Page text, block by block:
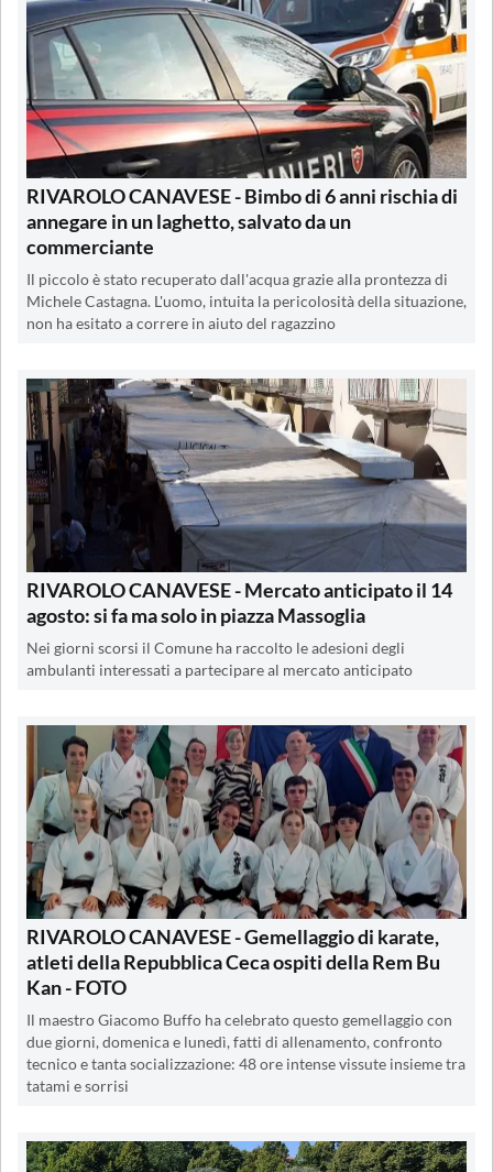
RIVAROLO CANAVESE - Bimbo di 6 anni rischia di
annegare in un laghetto, salvato da un
commerciante
Il piccolo è stato recuperato dall'acqua grazie alla prontezza di
Michele Castagna. L'uomo, intuita la pericolosità della situazione,
non ha esitato a correre in aiuto del ragazzino
RIVAROLO CANAVESE - Mercato anticipato il 14
agosto: si fa ma solo in piazza Massoglia
Nei giorni scorsi il Comune ha raccolto le adesioni degli
ambulanti interessati a partecipare al mercato anticipato
RIVAROLO CANAVESE - Gemellaggio di karate,
atleti della Repubblica Ceca ospiti della Rem Bu
Kan - FOTO
Il maestro Giacomo Buffo ha celebrato questo gemellaggio con
due giorni, domenica e lunedì, fatti di allenamento, confronto
tecnico e tanta socializzazione: 48 ore intense vissute insieme tra
tatami e sorrisi